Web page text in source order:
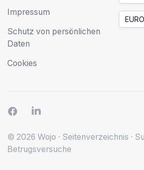
Impressum
Schutz von persönlichen
Daten
Cookies
© 2026 Wojo · Seitenverzeichnis ·
Betrugsversuche